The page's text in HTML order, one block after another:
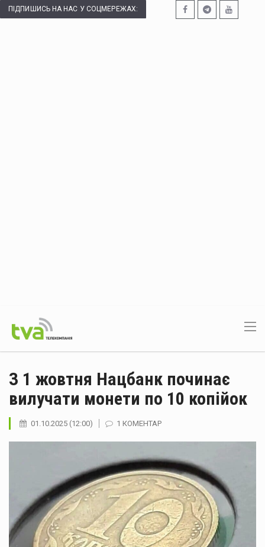
ПІДПИШИСЬ НА НАС У СОЦМЕРЕЖАХ:
З 1 жовтня Нацбанк починає
вилучати монети по 10 копійок
01.10.2025 (12:00) 1 КОМЕНТАР